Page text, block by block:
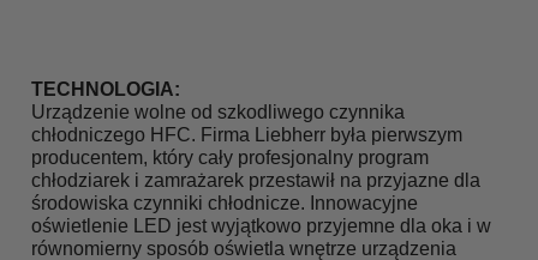
TECHNOLOGIA:
Urządzenie wolne od szkodliwego czynnika
chłodniczego HFC. Firma Liebherr była pierwszym
producentem, który cały profesjonalny program
chłodziarek i zamrażarek przestawił na przyjazne dla
środowiska czynniki chłodnicze. Innowacyjne
oświetlenie LED jest wyjątkowo przyjemne dla oka i w
równomierny sposób oświetla wnętrze urządzenia